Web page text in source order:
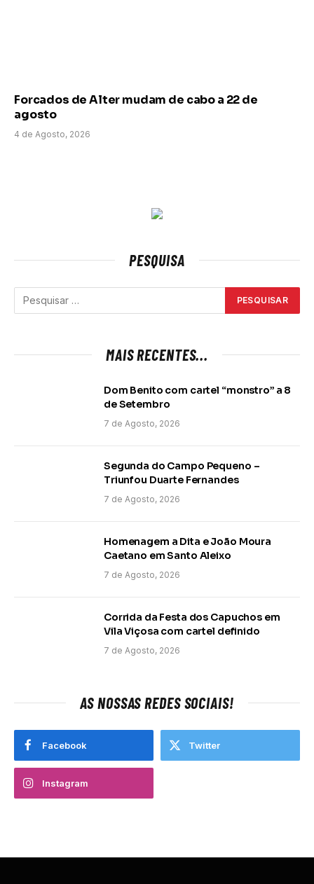
Forcados de Alter mudam de cabo a 22 de
agosto
4 de Agosto, 2026
PESQUISA
MAIS RECENTES...
Dom Benito com cartel “monstro” a 8
de Setembro
7 de Agosto, 2026
Segunda do Campo Pequeno –
Triunfou Duarte Fernandes
7 de Agosto, 2026
Homenagem a Dita e João Moura
Caetano em Santo Aleixo
7 de Agosto, 2026
Corrida da Festa dos Capuchos em
Vila Viçosa com cartel definido
7 de Agosto, 2026
AS NOSSAS REDES SOCIAIS!
Facebook Twitter
Instagram